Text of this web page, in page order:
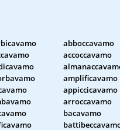
abboccavamo
accoccavamo
amplificavamo
appiccicavamo
arroccavamo
bacavamo